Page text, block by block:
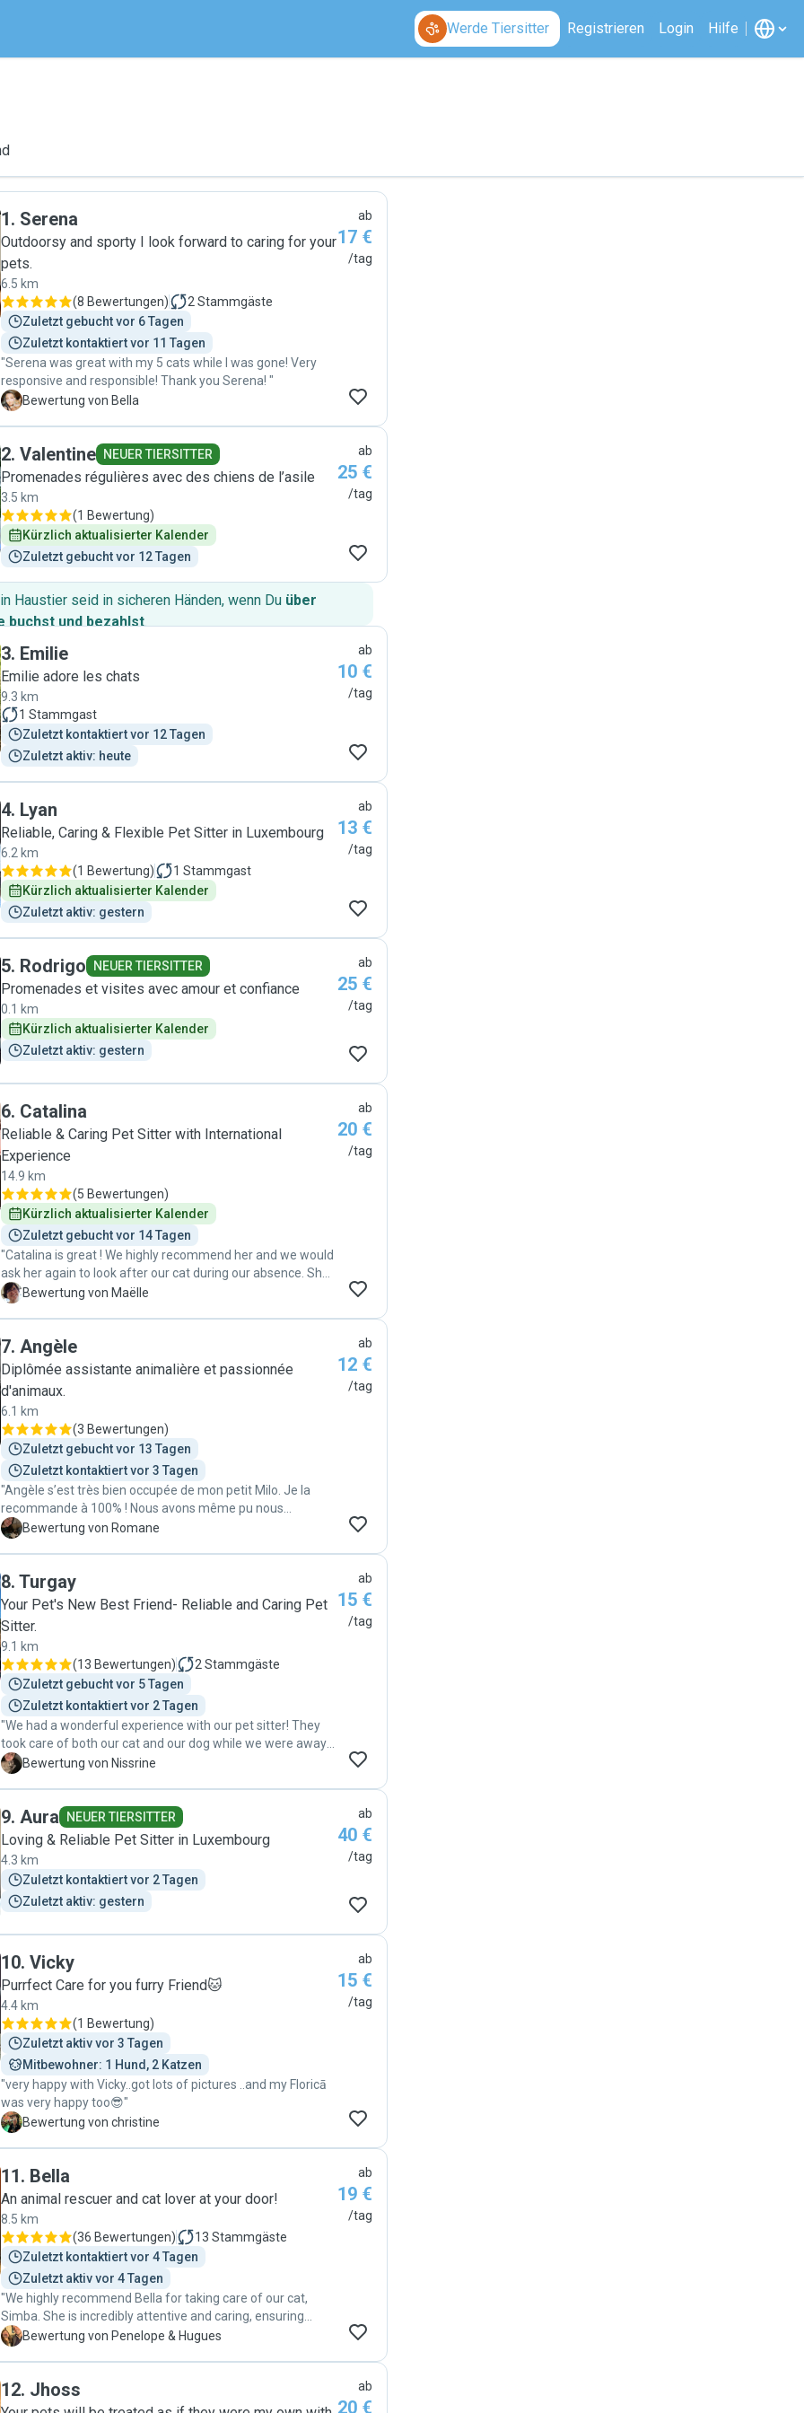
Werde Tiersitter Registrieren Login Hilfe
1. Serena
Outdoorsy and sporty I look forward to caring for your
pets.
6.5 km
(8 Bewertungen) 2 Stammgäste
Zuletzt gebucht vor 6 Tagen
Zuletzt kontaktiert vor 11 Tagen
"Serena was great with my 5 cats while I was gone! Very
responsive and responsible! Thank you Serena! "
B Bewertung von Bella
ab
17 €
/tag
2. Valentine NEUER TIERSITTER
Promenades régulières avec des chiens de l’asile
3.5 km
(1 Bewertung)
Kürzlich aktualisierter Kalender
Zuletzt gebucht vor 12 Tagen
ab
25 €
/tag
Haustier seid in sicheren Händen, wenn Du über
buchst und bezahlst.
3. Emilie
Emilie adore les chats
9.3 km
1 Stammgast
Zuletzt kontaktiert vor 12 Tagen
Zuletzt aktiv: heute
ab
10 €
/tag
4. Lyan
Reliable, Caring & Flexible Pet Sitter in Luxembourg
6.2 km
(1 Bewertung) 1 Stammgast
Kürzlich aktualisierter Kalender
Zuletzt aktiv: gestern
ab
13 €
/tag
5. Rodrigo NEUER TIERSITTER
Promenades et visites avec amour et confiance
0.1 km
Kürzlich aktualisierter Kalender
Zuletzt aktiv: gestern
ab
25 €
/tag
6. Catalina
Reliable & Caring Pet Sitter with International
Experience
14.9 km
(5 Bewertungen)
Kürzlich aktualisierter Kalender
Zuletzt gebucht vor 14 Tagen
"Catalina is great ! We highly recommend her and we would
ask her again to look after our cat during our absence. She
is very nice and dedicated to the well being of the animal
M Bewertung von Maëlle
ab
20 €
/tag
7. Angèle
Diplômée assistante animalière et passionnée
d'animaux.
6.1 km
(3 Bewertungen)
Zuletzt gebucht vor 13 Tagen
Zuletzt kontaktiert vor 3 Tagen
"Angèle s’est très bien occupée de mon petit Milo. Je la
recommande à 100% ! Nous avons même pu nous
rencontrer avant le jour de garde pour que je puisse lui
R Bewertung von Romane
ab
12 €
/tag
8. Turgay
Your Pet's New Best Friend- Reliable and Caring Pet
Sitter.
9.1 km
(13 Bewertungen) 2 Stammgäste
Zuletzt gebucht vor 5 Tagen
Zuletzt kontaktiert vor 2 Tagen
"We had a wonderful experience with our pet sitter! They
took care of both our cat and our dog while we were away
on vacation, visiting twice a day and making sure
of attention, care, and affection. We especially appreciated
the regular updates and the clear love and responsibility
shown toward our pets. It gave us real peace of mind
knowing they were in such good hands. We highly
recommend their services to anyone looking for a
trustworthy, caring, and reliable pet sitter!"
N Bewertung von Nissrine
ab
15 €
/tag
9. Aura NEUER TIERSITTER
Loving & Reliable Pet Sitter in Luxembourg
4.3 km
Zuletzt kontaktiert vor 2 Tagen
Zuletzt aktiv: gestern
ab
40 €
/tag
10. Vicky
Purrfect Care for you furry Friend🐱
4.4 km
(1 Bewertung)
Zuletzt aktiv vor 3 Tagen
Mitbewohner: 1 Hund, 2 Katzen
"very happy with Vicky..got lots of pictures ..and my Floricā
was very happy too😎"
C Bewertung von christine
ab
15 €
/tag
11. Bella
An animal rescuer and cat lover at your door!
8.5 km
(36 Bewertungen) 13 Stammgäste
Zuletzt kontaktiert vor 4 Tagen
Zuletzt aktiv vor 4 Tagen
"We highly recommend Bella for taking care of our cat,
Simba. She is incredibly attentive and caring, ensuring
Simba is well-fed, entertained, and comfortable. We
peace of mind while we were away. We're grateful to have
found such a reliable and compassionate cat sitter! "
P Bewertung von Penelope & Hugues
ab
19 €
/tag
12. Jhoss ab
20 €